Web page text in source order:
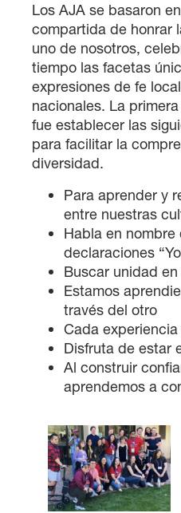
Los AJA se basaron
compartida de honrar
uno de nosotros,
tiempo las facetas
expresiones de fe
nacionales. La
fue establecer las
para facilitar la
diversidad.
Para aprender y
entre nuestras
Habla en
declaraciones
Buscar unidad
Estamos
través del otro
Cada
Disfruta de estar
Al construir
aprendemos a